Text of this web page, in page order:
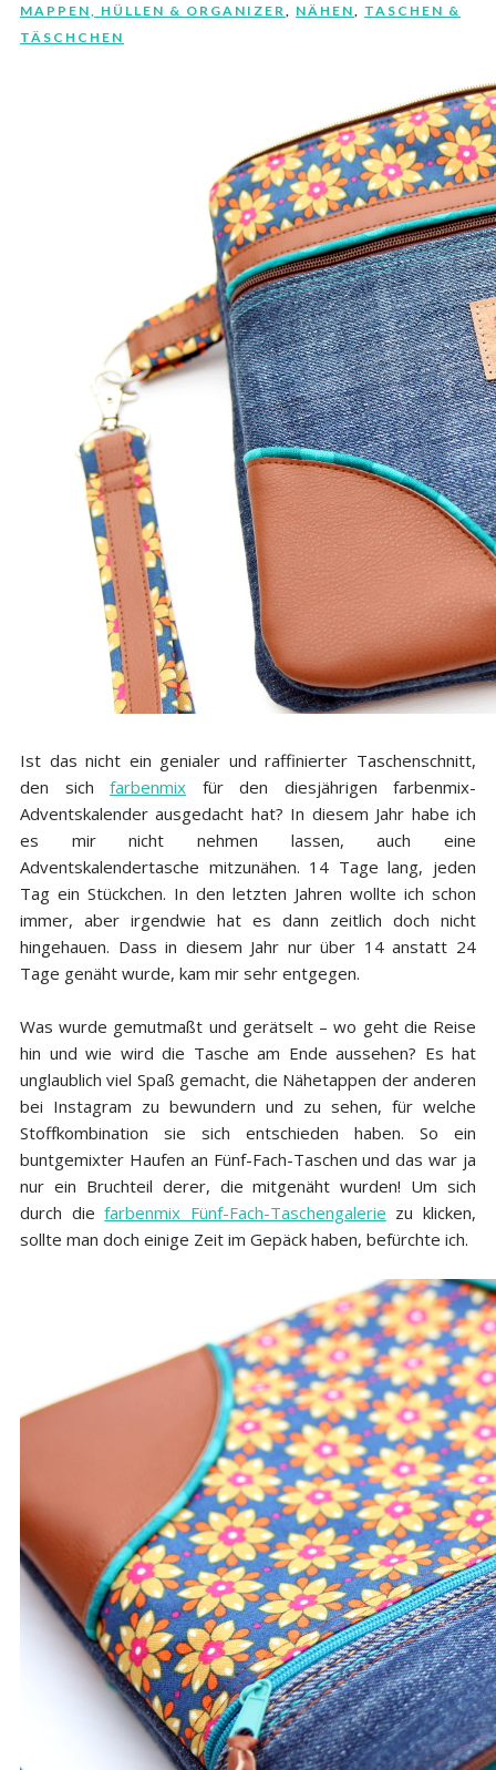
MAPPEN, HÜLLEN & ORGANIZER
NÄHEN
TASCHEN &
TÄSCHCHEN
Ist das nicht ein genialer und raffinierter Taschenschnitt,
den sich farbenmix für den diesjährigen farbenmix-
Adventskalender ausgedacht hat? In diesem Jahr habe ich
es mir nicht nehmen lassen, auch eine
Adventskalendertasche mitzunähen. 14 Tage lang, jeden
Tag ein Stückchen. In den letzten Jahren wollte ich schon
immer, aber irgendwie hat es dann zeitlich doch nicht
hingehauen. Dass in diesem Jahr nur über 14 anstatt 24
Tage genäht wurde, kam mir sehr entgegen.
Was wurde gemutmaßt und gerätselt – wo geht die Reise
hin und wie wird die Tasche am Ende aussehen? Es hat
unglaublich viel Spaß gemacht, die Nähetappen der anderen
bei Instagram zu bewundern und zu sehen, für welche
Stoffkombination sie sich entschieden haben. So ein
buntgemixter Haufen an Fünf-Fach-Taschen und das war ja
nur ein Bruchteil derer, die mitgenäht wurden! Um sich
durch diefarbenmix Fünf-Fach-Taschengalerie zu klicken,
sollte man doch einige Zeit im Gepäck haben, befürchte ich.